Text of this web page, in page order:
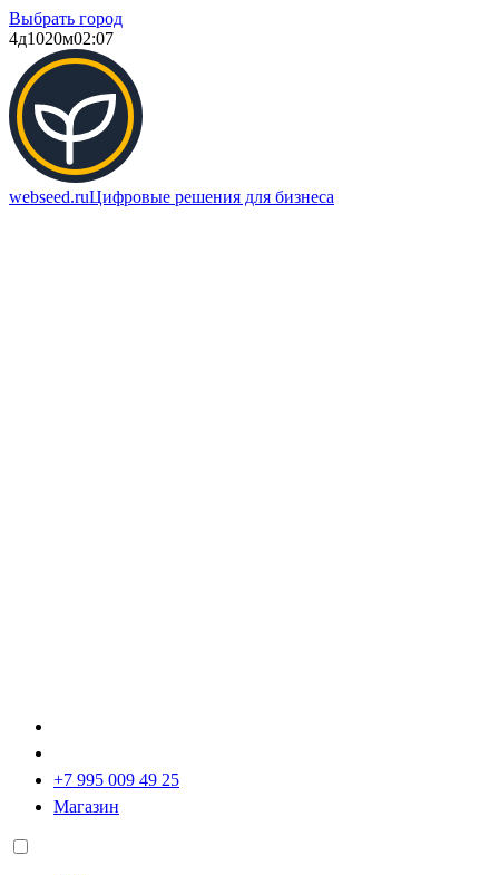
Выбрать город
4д1020м02:07
webseed.ruЦифровые решения для бизнеса
+7 995 009 49 25
Магазин